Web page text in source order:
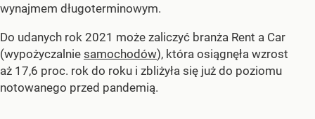
wynajmem długoterminowym.
Do udanych rok 2021 może zaliczyć branża Rent a Car
(wypożyczalnie samochodów), która osiągnęła wzrost
aż 17,6 proc. rok do roku i zbliżyła się już do poziomu
notowanego przed pandemią.